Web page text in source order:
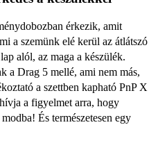
érkezik, amit
a szemünk elé kerül az átlátszó
alól, az maga a készülék.
a Drag 5 mellé, ami nem más,
a szettben kapható PnP X
a figyelmet arra, hogy
És természetesen egy